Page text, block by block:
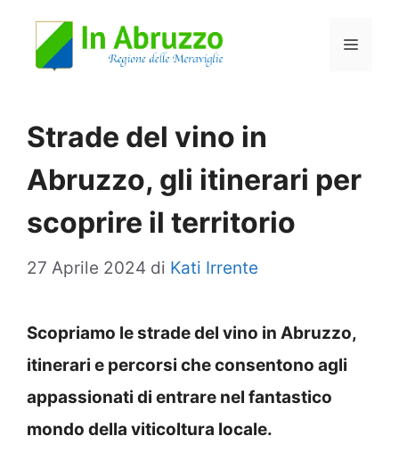
Menu
Strade del vino in
Abruzzo, gli itinerari per
scoprire il territorio
27 Aprile 2024 di Kati Irrente
Scopriamo le strade del vino in Abruzzo,
itinerari e percorsi che consentono agli
appassionati di entrare nel fantastico
mondo della viticoltura locale.